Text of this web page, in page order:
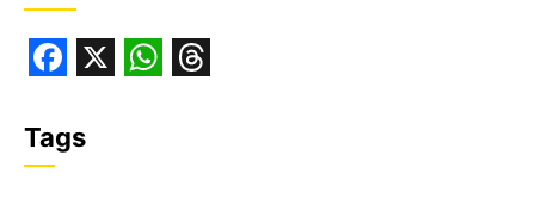
a
c
Tags